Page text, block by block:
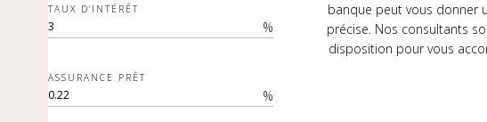
TAUX D'INTÉRÊT
%
ASSURANCE PRÊT
%
banque peut vous donner
précise. Nos consultants
disposition pour vous